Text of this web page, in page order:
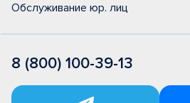
Обслуживание юр. лиц
8 (800) 100-39-13